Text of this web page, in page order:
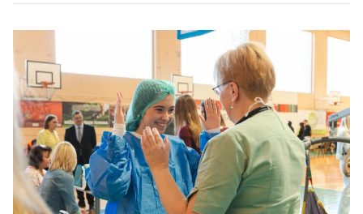
Sports
Kultūra
Bizness
Video